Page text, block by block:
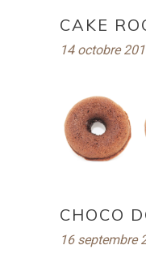
CAKE
14 octobre
CHOCO
16 septembre